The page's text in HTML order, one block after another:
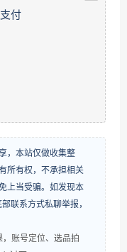
付
，本站仅做收集整
所有权，不承担相关
上当受骗。如发现本
联系方式私聊举报，
，账号定位、选品拍